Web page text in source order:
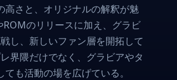
高さと、オリジナルの解釈が魅
ROMのリリースに加え、グラビ
し、新しいファン層を開拓して
界隈だけでなく、グラビアやタ
ても活動の場を広げている。